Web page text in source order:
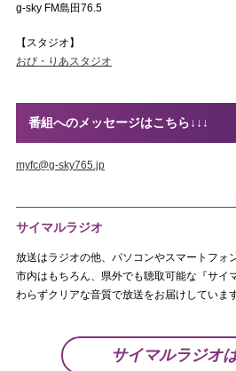
g-sky FM島田76.5
【スタジオ】
おび・りあスタジオ
番組へのメッセージはこちら↓↓↓
myfc@g-sky765.jp
サイマルラジオ
放送はラジオの他、パソコンやスマートフォ
市内はもちろん、県外でも聴取可能な『サイ
わらずクリアな音質で放送をお届けしています
サイマルラジオ